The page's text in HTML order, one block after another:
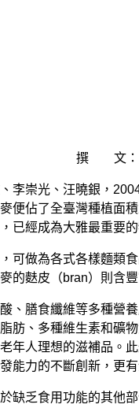
撰 文：方
李崇光、汪曉銀，
便佔了全臺灣種植面
已經成為大雅最重要
可做為各式各樣麵類
的麩皮（bran）則含
、膳食纖維等多種營
肪、多種維生素和礦
年人理想的滋補品。
能力的不斷創新，更
缺乏食用功能的其